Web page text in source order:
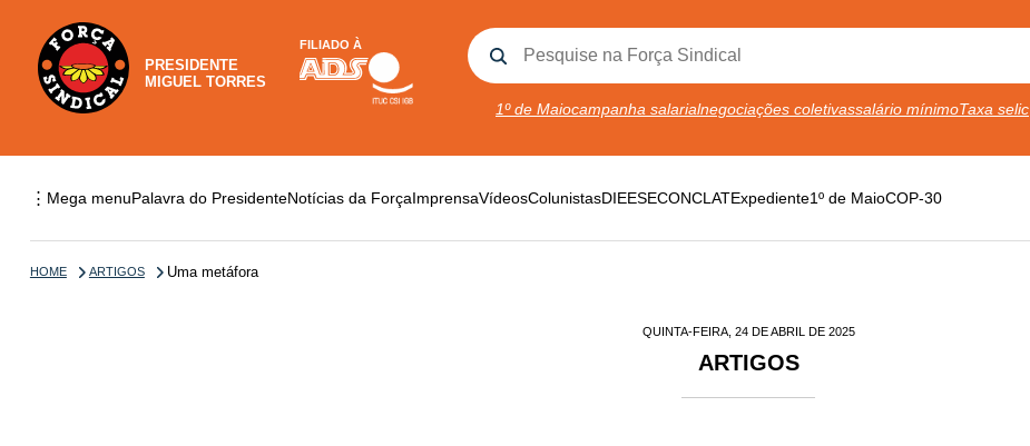
PRESIDENTE
MIGUEL TORRES
FILIADO À
1º de Maiocampanha salarialnegociações coletivassalário mínimoTaxa selic
⋮ Mega menuPalavra do PresidenteNotícias da ForçaImprensaVídeosColunistasDIEESECONCLATExpediente1º de MaioCOP-30
HOME ARTIGOS Uma metáfora
QUINTA-FEIRA, 24 DE ABRIL DE 2025
ARTIGOS